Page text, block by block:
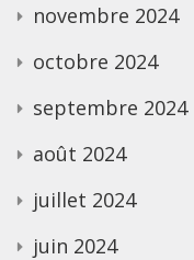
novembre 2024
octobre 2024
septembre 2024
août 2024
juillet 2024
juin 2024